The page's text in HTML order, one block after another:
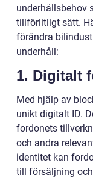
underhållsbehov
tillförlitligt sätt.
förändra
underhåll:
1. Digitalt
Med hjälp av
unikt digitalt ID.
fordonets
och andra
identitet kan
till försäljning